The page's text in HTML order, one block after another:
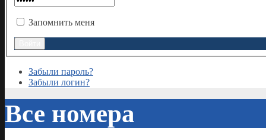
Запомнить меня
Забыли пароль?
Забыли логин?
Все номера